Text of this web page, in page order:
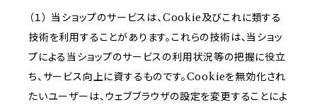
（１） 当ショップのサービスは、Cookie及びこれに類する
技術を利用することがあります。これらの技術は、当ショッ
プによる当ショップのサービスの利用状況等の把握に役立
ち、サービス向上に資するものです。Cookieを無効化され
たいユーザーは、ウェブブラウザの設定を変更することによ